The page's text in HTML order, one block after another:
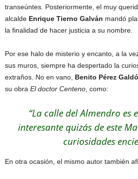
transeúntes. Posteriormente, el muy
alcalde Enrique Tierno Galván mandó
la finalidad de hacer justicia a su nombre.
Por ese halo de misterio y encanto, a la
sus muros, siempre ha despertado la
extraños. No en vano, Benito Pérez
su obra El doctor Centeno, como:
“La calle del Almendro es
interesante quizás de este
curiosidades
En otra ocasión, el mismo autor también